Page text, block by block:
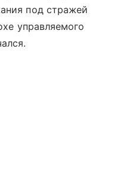
под стражей
управляемого